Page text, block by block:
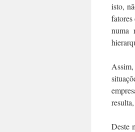
isto,
numa
Deste